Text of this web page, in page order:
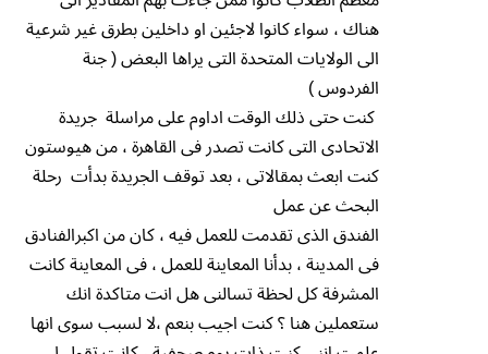
هناك ، سواء كانوا لاجئين او داخلين بطرق غير شرعية
الى الولايات المتحدة التى يراها البعض ( جنة
الفردوس )
كنت حتى ذلك الوقت اداوم على مراسلة جريدة
الاتحادى التى كانت تصدر فى القاهرة ، من هيوستون
كنت ابعث بمقالاتى ، بعد توقف الجريدة بدأت رحلة
البحث عن عمل
الفندق الذى تقدمت للعمل فيه ، كان من اكبرالفنادق
فى المدينة ، بدأنا المعاينة للعمل ، فى المعاينة كانت
المشرفة كل لحظة تسالنى هل انت متاكدة انك
ستعملين هنا ؟ كنت اجيب بنعم ،لا لسبب سوى انها